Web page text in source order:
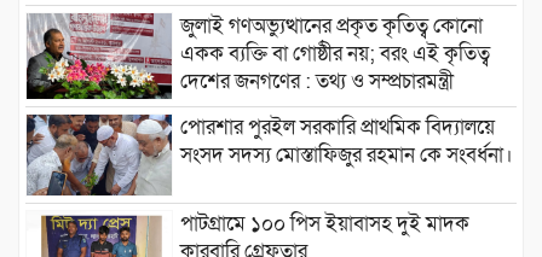
জুলাই গণঅভ্যুত্থানের প্রকৃত কৃতিত্ব কোনো
একক ব্যক্তি বা গোষ্ঠীর নয়; বরং এই কৃতিত্ব
দেশের জনগণের : তথ্য ও সম্প্রচারমন্ত্রী
পোরশার পুরইল সরকারি প্রাথমিক বিদ্যালয়ে
সংসদ সদস্য মোস্তাফিজুর রহমান কে সংবর্ধনা।
পাটগ্রামে ১০০ পিস ইয়াবাসহ দুই মাদক